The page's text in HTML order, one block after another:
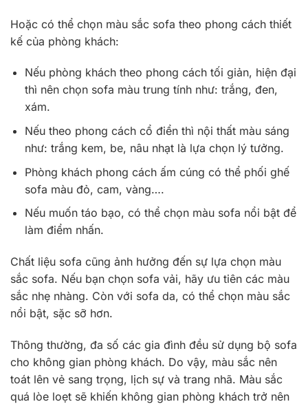
Hoặc có thể chọn màu sắc sofa theo phong cách thiết
kế của phòng khách:
Nếu phòng khách theo phong cách tối giản, hiện đại
thì nên chọn sofa màu trung tính như: trắng, đen,
xám.
Nếu theo phong cách cổ điển thì nội thất màu sáng
như: trắng kem, be, nâu nhạt là lựa chọn lý tưởng.
Phòng khách phong cách ấm cúng có thể phối ghế
sofa màu đỏ, cam, vàng….
Nếu muốn táo bạo, có thể chọn màu sofa nổi bật để
làm điểm nhấn.
Chất liệu sofa cũng ảnh hưởng đến sự lựa chọn màu
sắc sofa. Nếu bạn chọn sofa vải, hãy ưu tiên các màu
sắc nhẹ nhàng. Còn với sofa da, có thể chọn màu sắc
nổi bật, sặc sỡ hơn.
Thông thường, đa số các gia đình đều sử dụng bộ sofa
cho không gian phòng khách. Do vậy, màu sắc nên
toát lên vẻ sang trọng, lịch sự và trang nhã. Màu sắc
quá lòe loẹt sẽ khiến không gian phòng khách trở nên